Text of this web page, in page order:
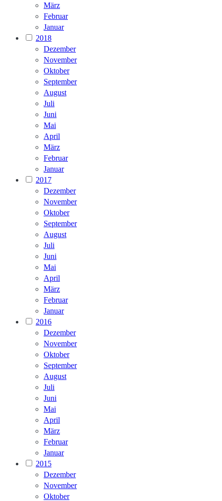
März
Februar
Januar
2018
Dezember
November
Oktober
September
August
Juli
Juni
Mai
April
März
Februar
Januar
2017
Dezember
November
Oktober
September
August
Juli
Juni
Mai
April
März
Februar
Januar
2016
Dezember
November
Oktober
September
August
Juli
Juni
Mai
April
März
Februar
Januar
2015
Dezember
November
Oktober